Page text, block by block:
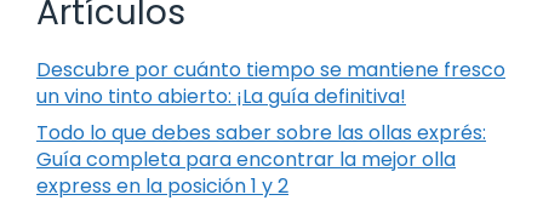
Artículos
Descubre por cuánto tiempo se mantiene fresco
un vino tinto abierto: ¡La guía definitiva!
Todo lo que debes saber sobre las ollas exprés:
Guía completa para encontrar la mejor olla
express en la posición 1 y 2